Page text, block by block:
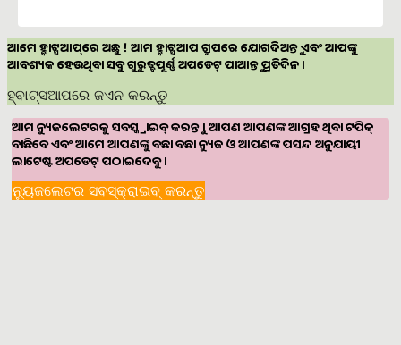
ଆମେ ହ୍ବାଟ୍ସଆପ୍‌ରେ ଅଛୁ ! ଆମ ହ୍ବାଟ୍ସଆପ ଗ୍ରୁପରେ ଯୋଗଦିଅନ୍ତୁ ଏବଂ ଆପଙ୍କୁ
ଆବଶ୍ୟକ ହେଉଥିବା ସବୁ ଗୁରୁତ୍ବପୂର୍ଣ୍ଣ ଅପଡେଟ୍‌ ପାଆନ୍ତୁ ପ୍ରତିଦିନ ।
ହ୍ବାଟ୍ସଆପରେ ଜଏନ କରନ୍ତୁ
ଆମ ନ୍ୟୁଜଲେଟରକୁ ସବସ୍କ୍ରାଇବ୍ କରନ୍ତୁ । ଆପଣ ଆପଣଙ୍କ ଆଗ୍ରହ ଥିବା ଟପିକ୍‌
ବାଛିବେ ଏବଂ ଆମେ ଆପଣଙ୍କୁ ବଛା ବଛା ନ୍ୟୁଜ ଓ ଆପଣଙ୍କ ପସନ୍ଦ ଅନୁଯାୟୀ
ଲାଟେଷ୍ଟ ଅପଡେଟ୍‌ ପଠାଇଦେବୁ ।
ନ୍ୟୁଜଲେଟର ସବସ୍କ୍ରାଇବ୍‌ କରନ୍ତୁ